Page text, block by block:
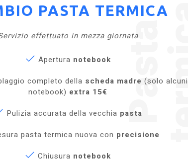
P
a
s
t
a
t
e
r
m
i
c
a
PASTA TERMICA
effettuato in mezza giornata
Apertura notebook
completo della scheda madre (solo alcuni
notebook) extra 15€
Pulizia accurata della vecchia pasta
pasta termica nuova con precisione
Chiusura notebook